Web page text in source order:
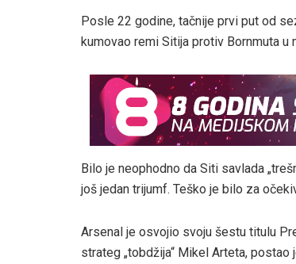
Posle 22 godine, tačnije prvi put od
kumovao remi Sitija protiv Bornmuta
Bilo je neophodno da Siti savlada
još jedan trijumf. Teško je bilo za
Arsenal je osvojio svoju šestu titulu
strateg „tobdžija“ Mikel Arteta,